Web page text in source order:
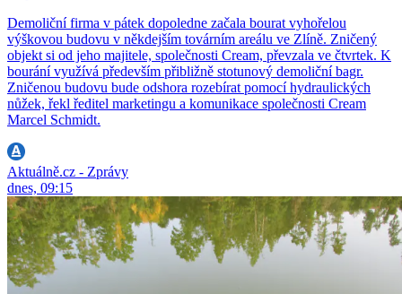
Demoliční firma v pátek dopoledne začala bourat vyhořelou
výškovou budovu v někdejším továrním areálu ve Zlíně. Zničený
objekt si od jeho majitele, společnosti Cream, převzala ve čtvrtek. K
bourání využívá především přibližně stotunový demoliční bagr.
Zničenou budovu bude odshora rozebírat pomocí hydraulických
nůžek, řekl ředitel marketingu a komunikace společnosti Cream
Marcel Schmidt.
Aktuálně.cz - Zprávy
dnes, 09:15